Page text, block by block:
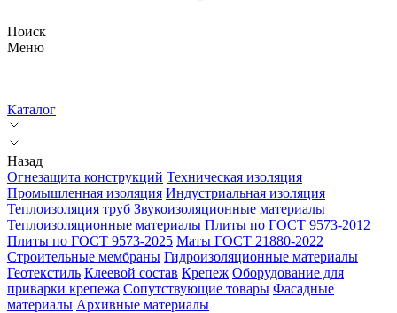
Поиск
Меню
Каталог
Назад
Огнезащита конструкций Техническая изоляция
Промышленная изоляция Индустриальная изоляция
Теплоизоляция труб Звукоизоляционные материалы
Теплоизоляционные материалы Плиты по ГОСТ 9573-2012
Плиты по ГОСТ 9573-2025 Маты ГОСТ 21880-2022
Строительные мембраны Гидроизоляционные материалы
Геотекстиль Клеевой состав Крепеж Оборудование для
приварки крепежа Сопутствующие товары Фасадные
материалы Архивные материалы